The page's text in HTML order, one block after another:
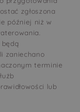
zgłoszona
później niż w
zaniechano
terminie
lub